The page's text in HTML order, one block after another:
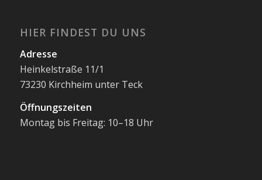
HIER FINDEST DU UNS
Adresse
Heinkelstraße 11/1
73230 Kirchheim unter Teck
Öffnungszeiten
Montag bis Freitag: 10–18 Uhr